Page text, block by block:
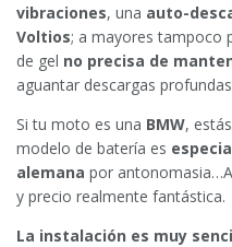
vibraciones, una auto-
Voltios; a mayores tampoco
de gel no precisa de
aguantar descargas
Si tu moto es una BMW,
modelo de batería es
alemana por
y precio realmente fantástica.
La instalación es muy